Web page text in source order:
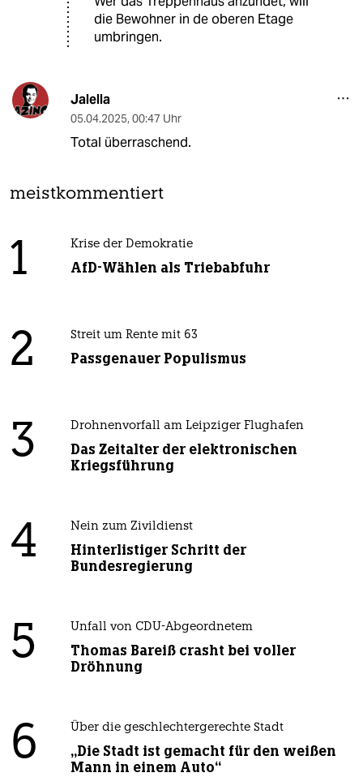
die Bewohner in de oberen Etage
umbringen.
Jalella
05.04.2025, 00:47 Uhr
Total überraschend.
meistkommentiert
1 Krise der Demokratie
AfD-Wählen als Triebabfuhr
2 Streit um Rente mit 63
Passgenauer Populismus
3 Drohnenvorfall am Leipziger Flughafen
Das Zeitalter der elektronischen
Kriegsführung
4 Nein zum Zivildienst
Hinterlistiger Schritt der
Bundesregierung
5 Unfall von CDU-Abgeordnetem
Thomas Bareiß crasht bei voller
Dröhnung
6 Über die geschlechtergerechte Stadt
„Die Stadt ist gemacht für den weißen
Mann in einem Auto“